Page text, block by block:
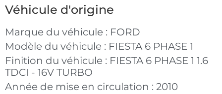
Véhicule d'origine
Marque du véhicule : FORD
Modèle du véhicule : FIESTA 6 PHASE 1
Finition du véhicule : FIESTA 6 PHASE 1 1.6
TDCI - 16V TURBO
Année de mise en circulation : 2010